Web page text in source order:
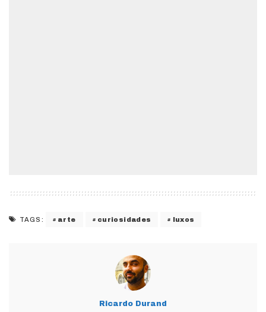
TAGS: arte curiosidades luxos
Ricardo Durand